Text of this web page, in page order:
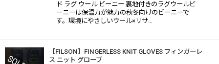
ド ラグ ウール ビーニー 裏地付きのラグウールビ
ーニーは保温力が魅力の秋冬向けのビーニーで
す。環境にやさしいウール×リサ…
【FILSON】FINGERLESS KNIT GLOVES フィンガーレ
ス ニット グローブ